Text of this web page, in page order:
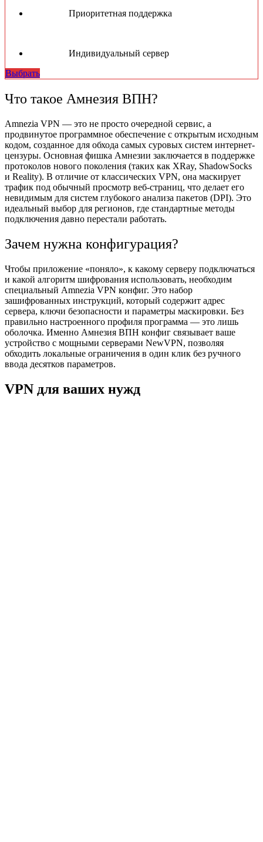
Приоритетная поддержка
Индивидуальный сервер
Выбрать
Что такое Амнезия ВПН?
Amnezia VPN — это не просто очередной сервис, а
продвинутое программное обеспечение с открытым исходным
кодом, созданное для обхода самых суровых систем интернет-
цензуры. Основная фишка Амнезии заключается в поддержке
протоколов нового поколения (таких как XRay, ShadowSocks
и Reality). В отличие от классических VPN, она маскирует
трафик под обычный просмотр веб-страниц, что делает его
невидимым для систем глубокого анализа пакетов (DPI). Это
идеальный выбор для регионов, где стандартные методы
подключения давно перестали работать.
Зачем нужна конфигурация?
Чтобы приложение «поняло», к какому серверу подключаться
и какой алгоритм шифрования использовать, необходим
специальный Amnezia VPN конфиг. Это набор
зашифрованных инструкций, который содержит адрес
сервера, ключи безопасности и параметры маскировки. Без
правильно настроенного профиля программа — это лишь
оболочка. Именно Амнезия ВПН конфиг связывает ваше
устройство с мощными серверами NewVPN, позволяя
обходить локальные ограничения в один клик без ручного
ввода десятков параметров.
VPN для ваших нужд